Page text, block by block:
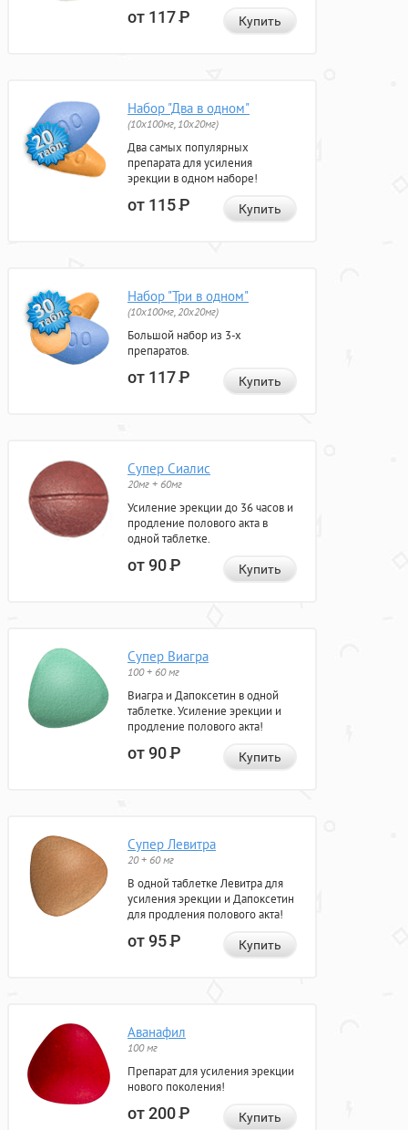
от 117Р Купить
Набор "Два в одном"
(10x100мг, 10x20мг)
Два самых популярных
препарата для усиления
эрекции в одном наборе!
от 115Р Купить
Набор "Три в одном"
(10x100мг, 20x20мг)
Большой набор из 3-х
препаратов.
от 117Р Купить
Супер Сиалис
20мг + 60мг
Усиление эрекции до 36 часов и
продление полового акта в
одной таблетке.
от 90Р Купить
Супер Виагра
100 + 60 мг
Виагра и Дапоксетин в одной
таблетке. Усиление эрекции и
продление полового акта!
от 90Р Купить
Супер Левитра
20 + 60 мг
В одной таблетке Левитра для
усиления эрекции и Дапоксетин
для продления полового акта!
от 95Р Купить
Аванафил
100 мг
Препарат для усиления эрекции
нового поколения!
от 200Р Купить